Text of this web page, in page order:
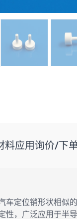
料应用询价/下
车定位销形状相似
性，广泛应用于半